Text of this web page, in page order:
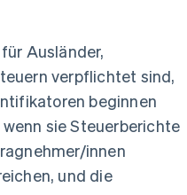
Ausländer,
verpflichtet sind,
beginnen
sie Steuerberichte
innen
und die